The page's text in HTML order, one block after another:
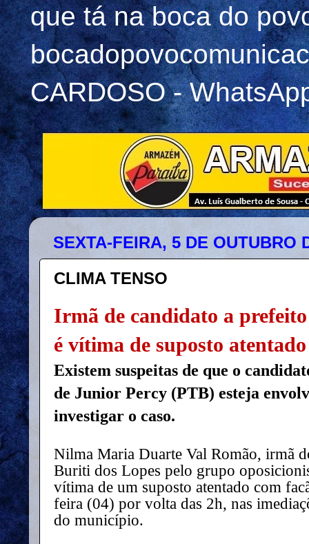
que tá na boca do
CARDOSO -
SEXTA-FEIRA, 5 DE OUTUBRO
CLIMA TENSO
Irmã de candidato a
é vítima de suposto atentado
Existem suspeitas de que o
de Junior Percy (PTB) esteja
investigar o caso.
Nilma Maria Duarte Val Romão, irmã
Buriti dos Lopes pelo grupo
vítima de um suposto atentado com
feira (04) por volta das 2h, nas
do município.